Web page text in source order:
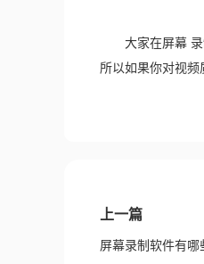
大家在屏幕 录制
所以如果你对视频
上一篇
屏幕录制软件有哪